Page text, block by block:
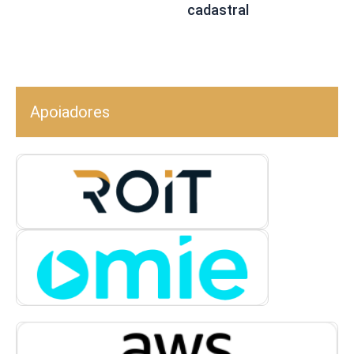
cadastral
Apoiadores